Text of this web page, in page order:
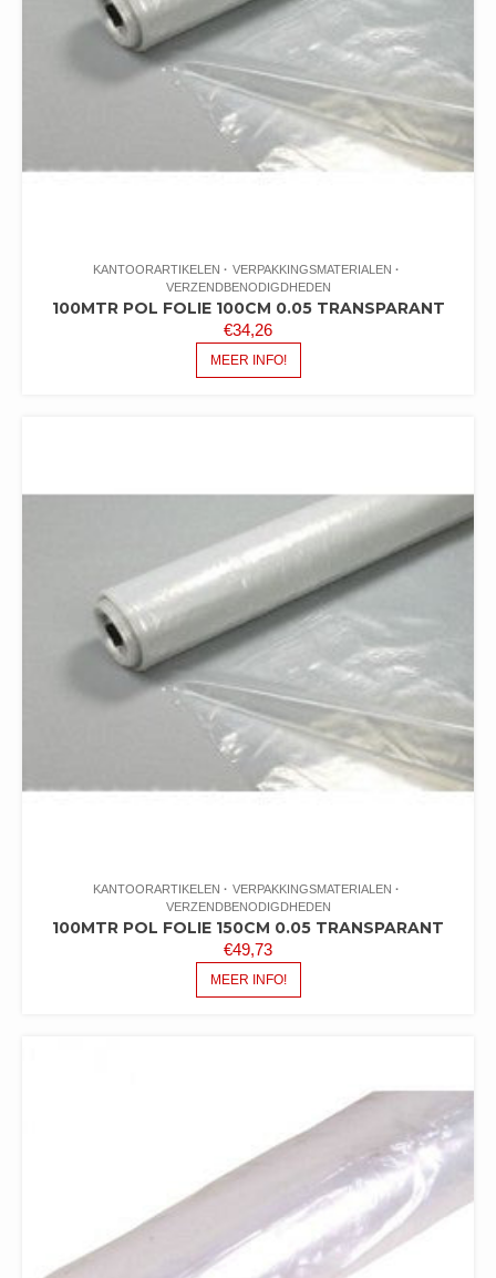
KANTOORARTIKELEN
VERPAKKINGSMATERIALEN
VERZENDBENODIGDHEDEN
100MTR POL FOLIE 100CM 0.05 TRANSPARANT
€34,26
MEER INFO!
KANTOORARTIKELEN
VERPAKKINGSMATERIALEN
VERZENDBENODIGDHEDEN
100MTR POL FOLIE 150CM 0.05 TRANSPARANT
€49,73
MEER INFO!